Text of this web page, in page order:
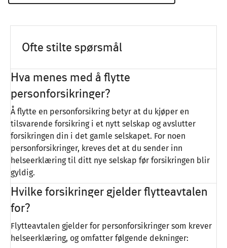
Ofte stilte spørsmål
Hva menes med å flytte
personforsikringer?
Å flytte en personforsikring betyr at du kjøper en
tilsvarende forsikring i et nytt selskap og avslutter
forsikringen din i det gamle selskapet. For noen
personforsikringer, kreves det at du sender inn
helseerklæring til ditt nye selskap før forsikringen blir
gyldig.
Hvilke forsikringer gjelder flytteavtalen
for?
Flytteavtalen gjelder for personforsikringer som krever
helseerklæring, og omfatter følgende dekninger: